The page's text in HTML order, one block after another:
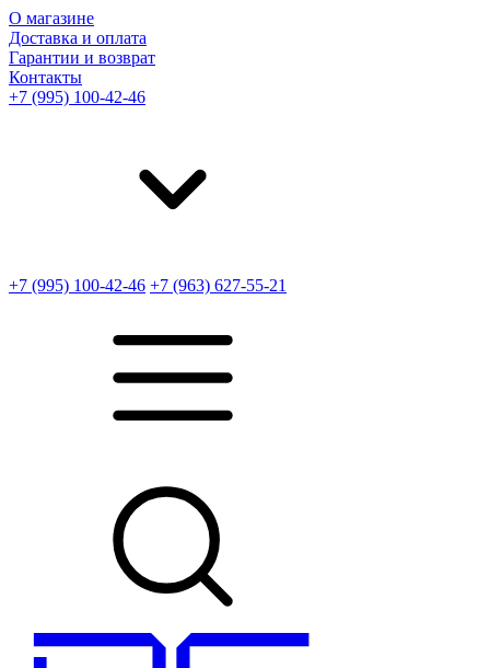
О магазине
Доставка и оплата
Гарантии и возврат
Контакты
+7 (995) 100-42-46
+7 (995) 100-42-46 +7 (963) 627-55-21